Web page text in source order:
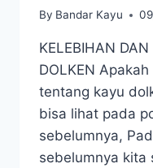
By Bandar Kayu
KELEBIHAN
DOLKEN
tentang kayu
bisa lihat pada
sebelumnya,
sebelumnya kita